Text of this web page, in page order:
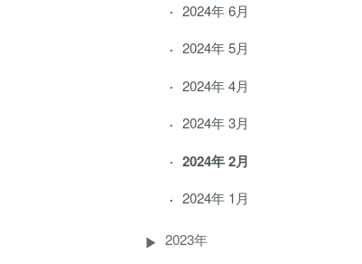
2024年 6月
2024年 5月
2024年 4月
2024年 3月
2024年 2月
2024年 1月
2023年